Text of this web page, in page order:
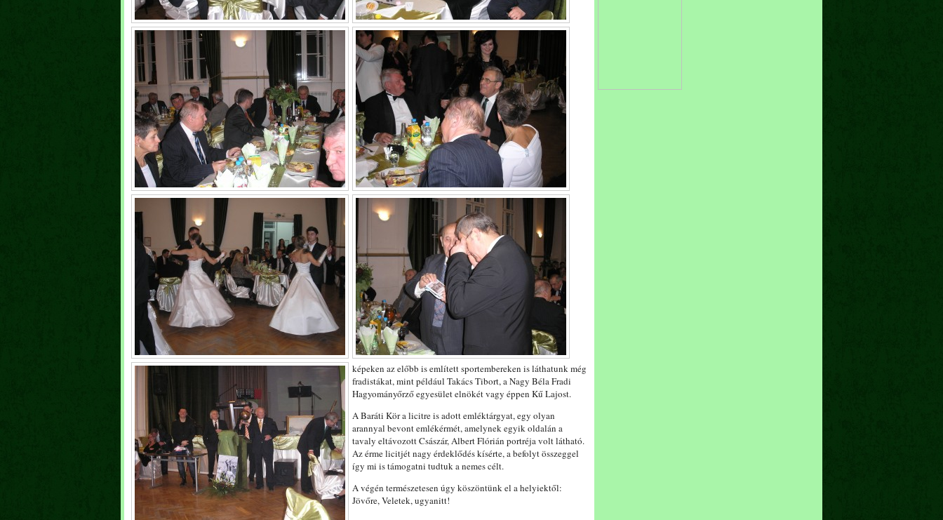
képeken az előbb is említett sportembereken is láthatunk még
fradistákat, mint például Takács Tibort, a Nagy Béla Fradi
Hagyományőrző egyesület elnökét vagy éppen Kű Lajost.
A Baráti Kör a licitre is adott emléktárgyat, egy olyan
arannyal bevont emlékérmét, amelynek egyik oldalán a
tavaly eltávozott Császár, Albert Flórián portréja volt látható.
Az érme licitjét nagy érdeklődés kísérte, a befolyt összeggel
így mi is támogatni tudtuk a nemes célt.
A végén természetesen úgy köszöntünk el a helyiektől:
Jövőre, Veletek, ugyanitt!